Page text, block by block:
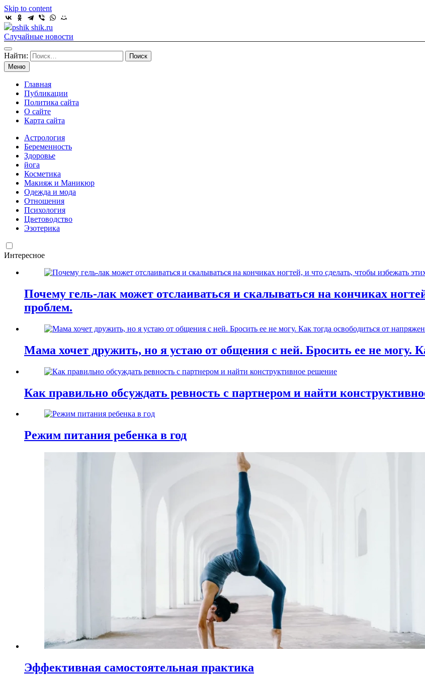
Skip to content
pshik shik.ru
Случайные новости
Найти:
Меню
Главная
Публикации
Политика сайта
О сайте
Карта сайта
Астрология
Беременность
Здоровье
йога
Косметика
Макияж и Маникюр
Одежда и мода
Отношения
Психология
Цветоводство
Эзотерика
Интересное
Почему гель-лак может отслаиваться и скалываться на кончиках
проблем.
Мама хочет дружить, но я устаю от общения с ней. Бросить ее не могу.
Как правильно обсуждать ревность с партнером и найти
Режим питания ребенка в год
Эффективная самостоятельная практика